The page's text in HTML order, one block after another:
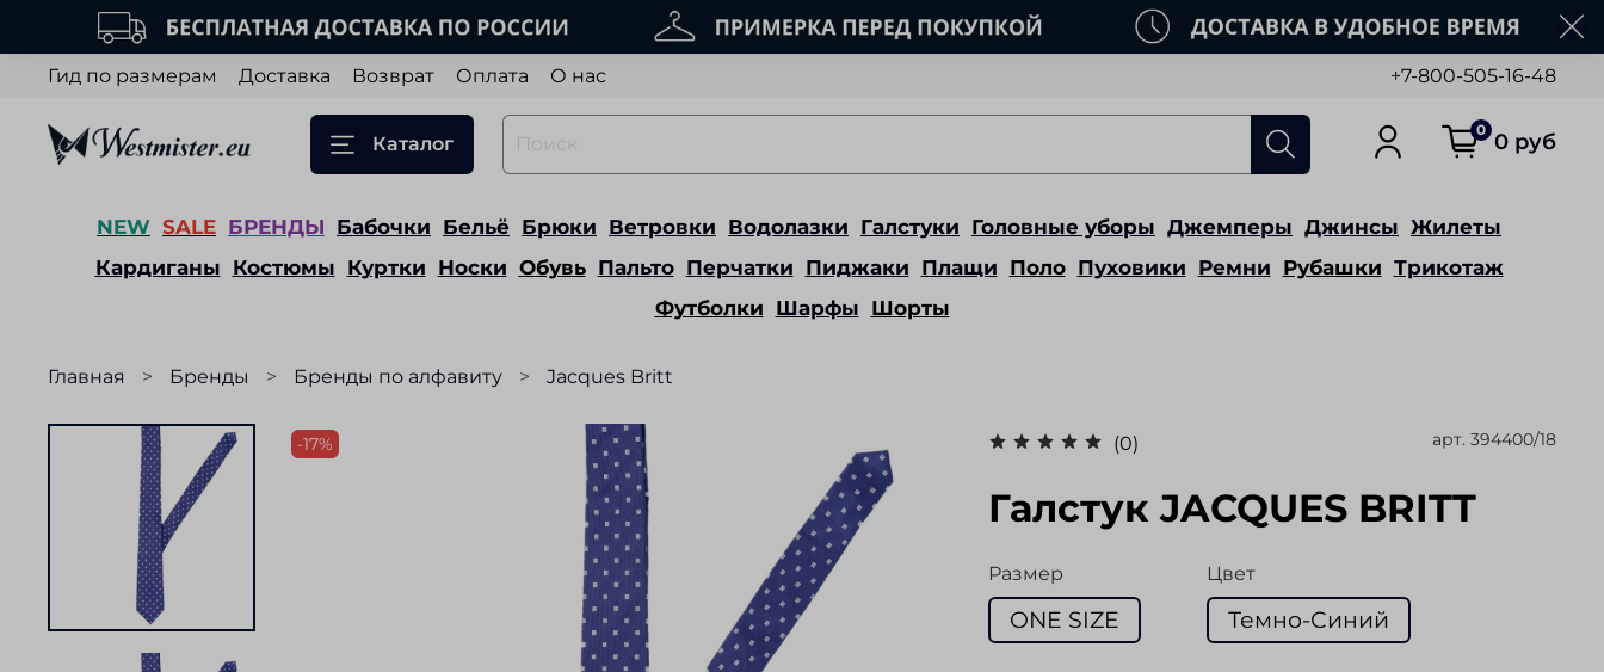
Гид по размерам Доставка Возврат Оплата О нас +7-800-505-16-48
Каталог
0 0 руб
NEW SALE БРЕНДЫ Бабочки Бельё Брюки Ветровки Водолазки Галстуки Головные уборы Джемперы Джинсы Жилеты
Кардиганы Костюмы Куртки Носки Обувь Пальто Перчатки Пиджаки Плащи Поло Пуховики Ремни Рубашки Трикотаж
Футболки Шарфы Шорты
Главная Бренды Бренды по алфавиту Jacques Britt
-17% (0) арт. 394400/18
Галстук JACQUES BRITT
Размер
ONE SIZE
Цвет
Темно-Синий